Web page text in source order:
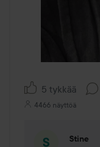
5 tykkää
4466 näyttöä
Stine